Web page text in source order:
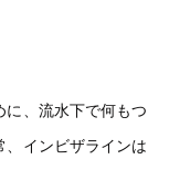
に、流水下で何もつ
、インビザラインは